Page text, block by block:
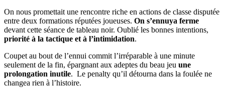
On nous promettait une rencontre riche en actions de classe disputée
entre deux formations réputées joueuses. On s’ennuya ferme
devant cette séance de tableau noir. Oublié les bonnes intentions,
priorité à la tactique et à l’intimidation.
Coupet au bout de l’ennui commit l’irréparable à une minute
seulement de la fin, épargnant aux adeptes du beau jeu une
prolongation inutile. Le penalty qu’il détourna dans la foulée ne
changea rien à l’histoire.